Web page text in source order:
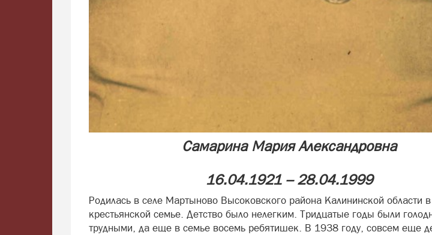
Самарина Мария Александровна
16.04.1921 – 28.04.1999
Родилась в селе Мартыново Высоковского района Калининской области в
крестьянской семье. Детство было нелегким. Тридцатые годы были
трудными, да еще в семье восемь ребятишек. В 1938 году, совсем еще